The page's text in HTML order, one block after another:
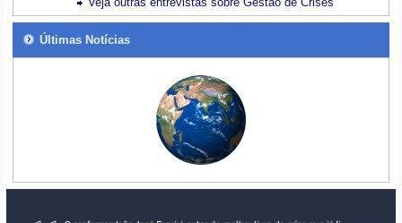
Últimas Notícias